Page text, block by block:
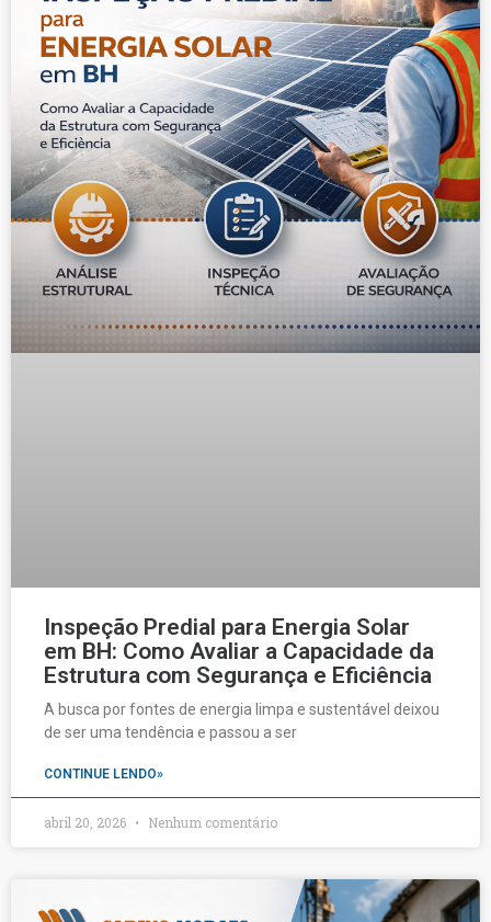
Inspeção Predial para Energia Solar
em BH: Como Avaliar a Capacidade da
Estrutura com Segurança e Eficiência
A busca por fontes de energia limpa e sustentável deixou
de ser uma tendência e passou a ser
CONTINUE LENDO»
abril 20, 2026 Nenhum comentário